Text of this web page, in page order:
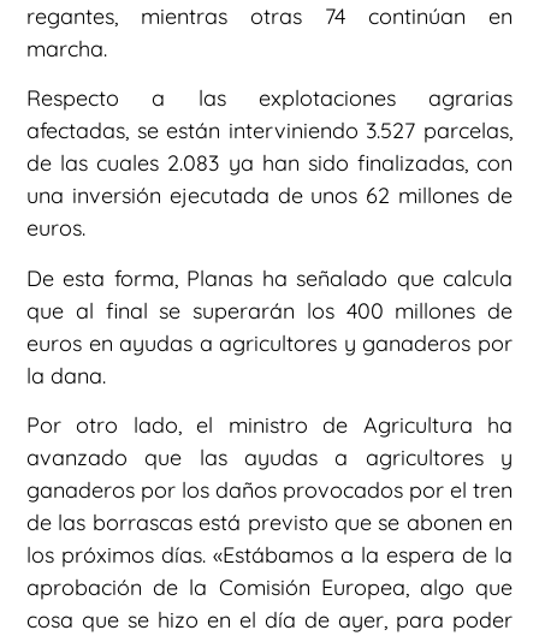
regantes, mientras otras 74 continúan en
marcha.
Respecto a las explotaciones agrarias
afectadas, se están interviniendo 3.527 parcelas,
de las cuales 2.083 ya han sido finalizadas, con
una inversión ejecutada de unos 62 millones de
euros.
De esta forma, Planas ha señalado que calcula
que al final se superarán los 400 millones de
euros en ayudas a agricultores y ganaderos por
la dana.
Por otro lado, el ministro de Agricultura ha
avanzado que las ayudas a agricultores y
ganaderos por los daños provocados por el tren
de las borrascas está previsto que se abonen en
los próximos días. «Estábamos a la espera de la
aprobación de la Comisión Europea, algo que
cosa que se hizo en el día de ayer, para poder